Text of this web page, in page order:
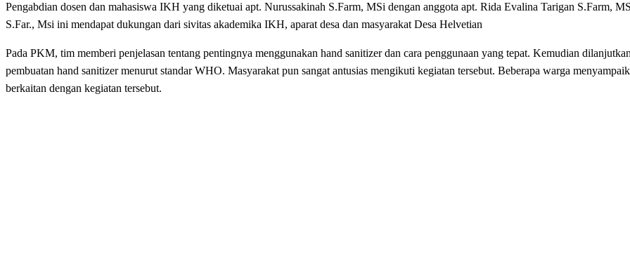
Pengabdian dosen dan mahasiswa IKH yang diketuai apt. Nurussakinah S.Farm, MSi dengan anggota apt. Rida Evalina Tarigan S.Farm,
S.Far., Msi ini mendapat dukungan dari sivitas akademika IKH, aparat desa dan masyarakat Desa Helvetian
Pada PKM, tim memberi penjelasan tentang pentingnya menggunakan hand sanitizer dan cara penggunaan yang tepat. Kemudian
pembuatan hand sanitizer menurut standar WHO. Masyarakat pun sangat antusias mengikuti kegiatan tersebut. Beberapa warga
berkaitan dengan kegiatan tersebut.